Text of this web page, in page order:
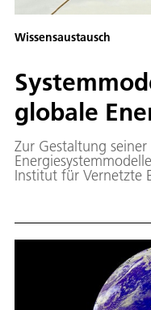
Wissensaustausch
globale
Zur Gestaltung
Institut für Vernetzte